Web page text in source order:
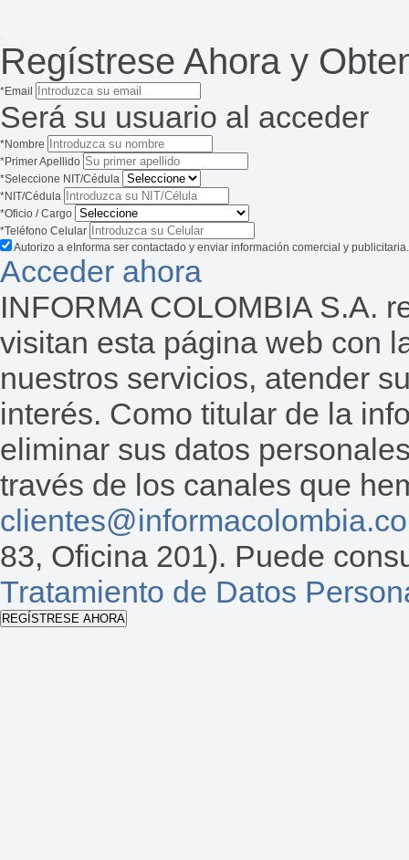
Regístrese Ahora y
*Email
Será su usuario al acceder
*Nombre
*Primer Apellido
*Seleccione NIT/Cédula
*NIT/Cédula
*Oficio / Cargo
*Teléfono Celular
Autorizo a eInforma ser contactado y enviar información comercial y publicitaria.
Acceder ahora
INFORMA COLOMBIA S.A.
visitan esta página web con
nuestros servicios, atender
interés. Como titular de la
eliminar sus datos
través de los canales que
83, Oficina 201). Puede
Tratamiento de Datos
REGÍSTRESE AHORA